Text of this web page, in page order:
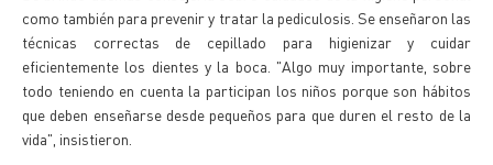
como también para prevenir y tratar la pediculosis. Se enseñaron las
técnicas correctas de cepillado para higienizar y cuidar
eficientemente los dientes y la boca. "Algo muy importante, sobre
todo teniendo en cuenta la participan los niños porque son hábitos
que deben enseñarse desde pequeños para que duren el resto de la
vida", insistieron.